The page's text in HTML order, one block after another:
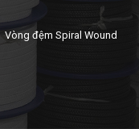
Vòng đệm Spiral Wound